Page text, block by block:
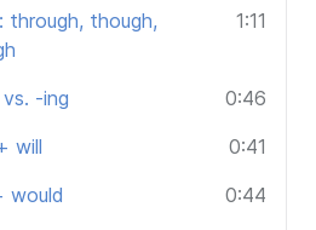
through, though,
1:11
-ing
0:46
will
0:41
would
0:44